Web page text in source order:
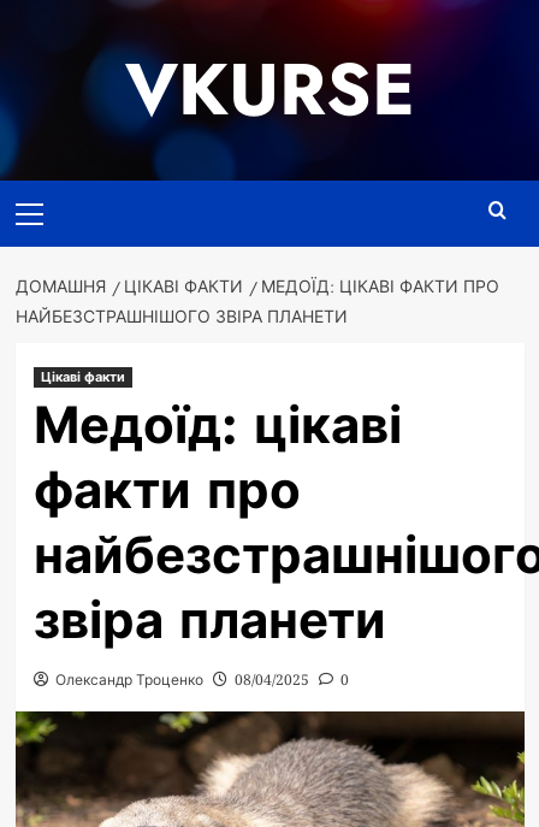
VKURSE
меню
ДОМАШНЯ ЦІКАВІ ФАКТИ
МЕДОЇД: ЦІКАВІ ФАКТИ ПРО
НАЙБЕЗСТРАШНІШОГО ЗВІРА ПЛАНЕТИ
Цікаві факти
Медоїд: цікаві
факти про
звіра планети
Олександр Троценко 08/04/2025 0